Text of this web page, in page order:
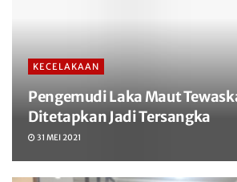
KECELAKAAN
Pengemudi Laka Maut
Ditetapkan Jadi Tersangka
31 MEI 2021